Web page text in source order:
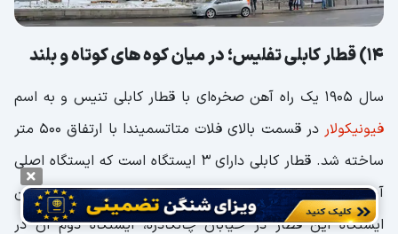
14) قطار کابلی تفلیس؛ در میان کوه های کوتاه و بلند
سال 1905 یک راه آهن صخره‌ای با قطار کابلی تنیس و به اسم
فیونیکولار
در قسمت بالای فلات متاتسمیندا با ارتفاق 500 متر
ساخته شد. قطار کابلی دارای 3 ایستگاه است که ایستگاه اصلی
آن هم یک منظره عالی به تفلیس را نشان می‌دهد. اولین
ایستگاه این قطار در خیابان چانکادزه، ایستگاه دوم آن در